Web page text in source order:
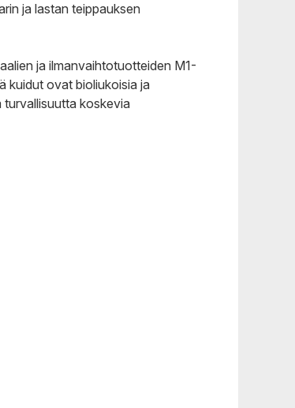
ja lastan teippauksen
ja ilmanvaihtotuotteiden M1-
kuidut ovat bioliukoisia ja
koskevia